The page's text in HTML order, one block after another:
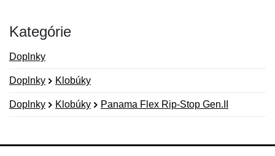
Kategórie
Doplnky
Doplnky Klobúky
Doplnky Klobúky Panama Flex Rip-Stop Gen.II